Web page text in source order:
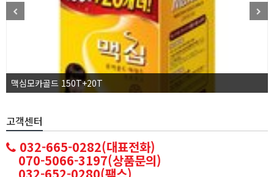
맥심모카골드 150T+20T
고객센터
032-665-0282(대표전화)
070-5066-3197(상품문의)
032-652-0280(팩스)